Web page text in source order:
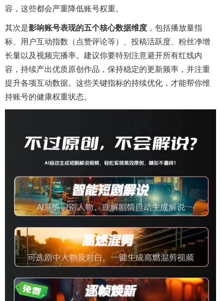
容，这些都会严重降低账号权重。
其次是影响账号表现的五个核心数据维度 ，包括播放量指
标、用户互动指数（点赞评论等）、投稿活跃度、粉丝净增
长量以及视频完播率。建议你要特别注意避开所有红线内
容，持续产出优质原创作品，保持稳定的更新频率，并注重
提升各项互动数据。这些关键指标的持续优化，才能帮你维
持账号的健康权重状态。